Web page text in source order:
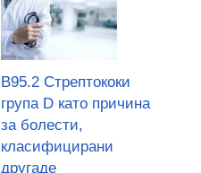
B95.2 Стрептококи
група D като причина
за болести,
класифицирани
другаде